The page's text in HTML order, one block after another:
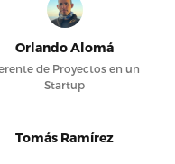
Orlando Alomá
de Proyectos en un
Startup
Tomás Ramírez